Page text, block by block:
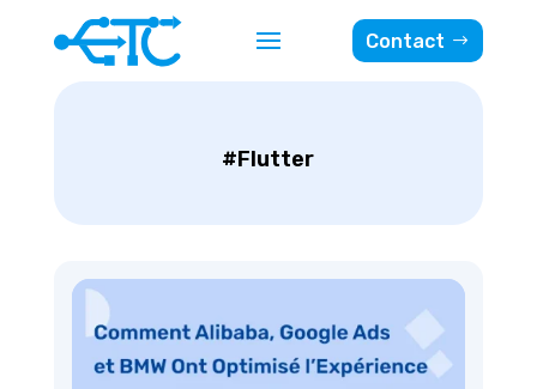
Contact
#Flutter